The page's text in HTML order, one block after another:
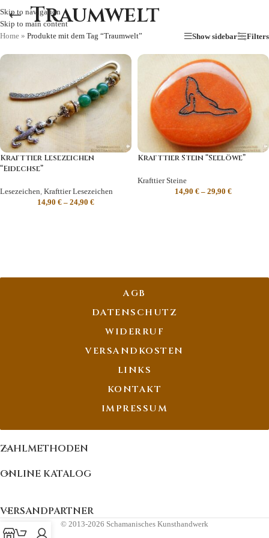
Skip to navigation
Skip to main content
Traumwelt
Home » Produkte mit dem Tag “Traumwelt” Show sidebar Filters
Krafttier Lesezeichen
“Eidechse”
Lesezeichen, Krafttier Lesezeichen
14,90 € – 24,90 €
Krafttier Stein “Seelöwe”
Krafttier Steine
14,90 € – 29,90 €
AGB
DATENSCHUTZ
WIDERRUF
VERSANDKOSTEN
LINKS
KONTAKT
IMPRESSUM
ZAHLMETHODEN
ONLINE KATALOG
VERSANDPARTNER
© 2013-2026 Schamanisches Kunsthandwerk